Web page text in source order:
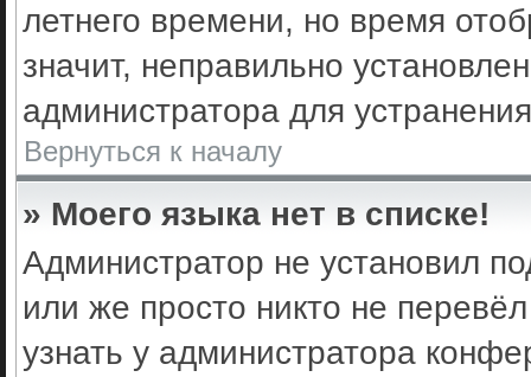
летнего времени, но время
значит, неправильно
администратора для
Вернуться к началу
» Моего языка нет в списке!
Администратор не установил
или же просто никто не
узнать у администратора